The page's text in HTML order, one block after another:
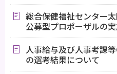
総合保健福祉センター
公募型プロポーザルの
人事給与及び人事考課
の選考結果について